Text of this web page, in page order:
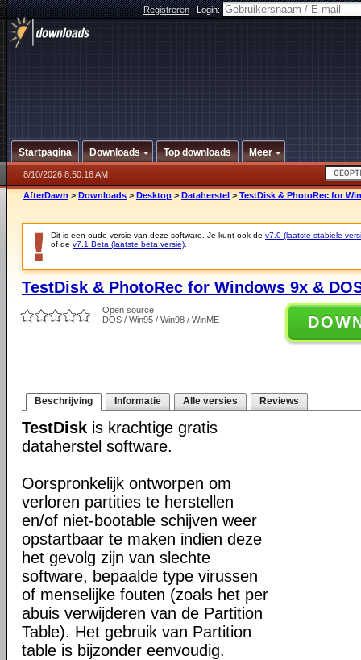
Registreren|Login:
Startpagina Downloads Top downloads Meer
8/10/2026 8:50:16 AM
AfterDawn > Downloads > Desktop > Dataherstel > TestDisk & PhotoRec for
Dit is een oude versie van deze software. Je kunt ook de v7.0 (laatste stabiele
of de v7.1 Beta (laatste beta versie)
TestDisk & PhotoRec for Windows 9x &
Open source
DOS / Win95 / Win98 / WinME
Beschrijving Informatie Alle versies Reviews
TestDisk is krachtige gratis
dataherstel software.
Oorspronkelijk ontworpen om
verloren partities te herstellen
en/of niet-bootable schijven weer
opstartbaar te maken indien deze
het gevolg zijn van slechte
software, bepaalde type virussen
of menselijke fouten (zoals het per
abuis verwijderen van de Partition
Table). Het gebruik van Partition
table is bijzonder eenvoudig.